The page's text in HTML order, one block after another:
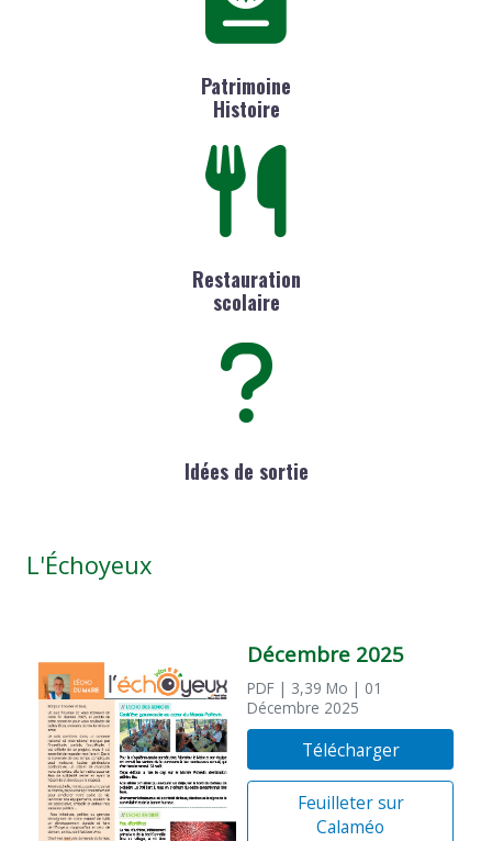
Patrimoine
Histoire
Restauration
scolaire
Idées de sortie
L'Échoyeux
Décembre 2025
PDF | 3,39 Mo | 01
Décembre 2025
Télécharger
Feuilleter sur
Calaméo